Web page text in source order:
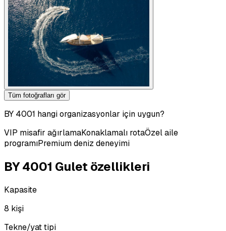
Tüm fotoğrafları gör
BY 4001 hangi organizasyonlar için uygun?
VIP misafir ağırlamaKonaklamalı rotaÖzel aile
programıPremium deniz deneyimi
BY 4001 Gulet özellikleri
Kapasite
8 kişi
Tekne/yat tipi